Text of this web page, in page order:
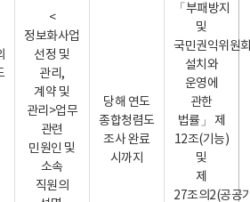
<
정보화사업
선정 및
관리,
계약 및
관리>업무
관련
민원인 및
소속
직원의
당해 연도
종합청렴도
조사 완료
시까지
「부패방지
및
국민권익위원
설치와
운영에
관한
법률」 제
12조(기능)
및
제
27조의2(공공